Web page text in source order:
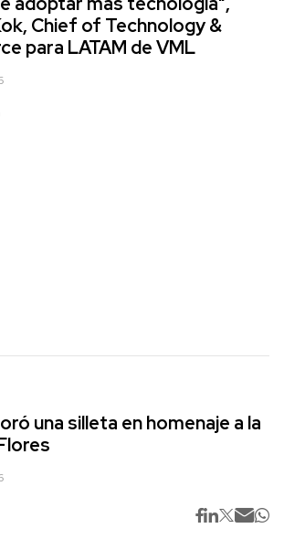
Chief of Technology &
para LATAM de VML
una silleta en homenaje a la